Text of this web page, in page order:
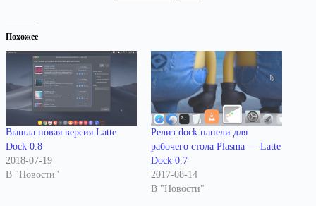
Похожее
Вышла новая версия Latte
Dock 0.8
2018-07-19
В "Новости"
Релиз dock панели для
рабочего стола Plasma — Latte
Dock 0.7
2017-08-14
В "Новости"